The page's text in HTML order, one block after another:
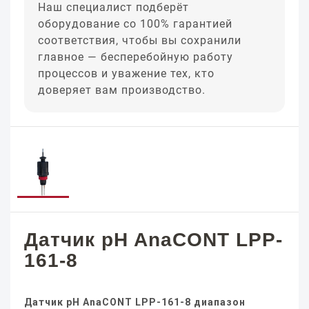
Наш специалист подберёт
оборудование со 100% гарантией
соответствия, чтобы вы сохранили
главное — бесперебойную работу
процессов и уважение тех, кто
доверяет вам производство.
Датчик pH AnaCONT LPP-
161-8
Датчик pH AnaCONT LPP-161-8 диапазон